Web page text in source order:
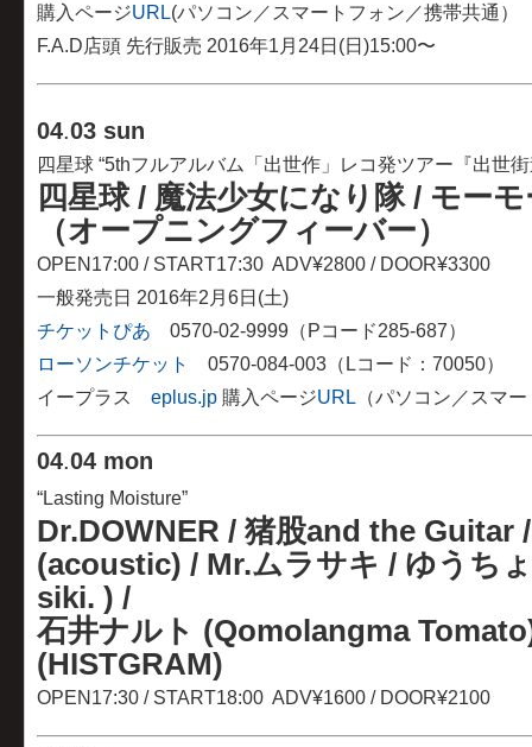
購入ページURL(パソコン／スマートフォン／携帯共通）
F.A.D店頭 先行販売 2016年1月24日(日)15:00〜
04.03 sun
四星球 “5thフルアルバム「出世作」レコ発ツアー『出世
四星球 / 魔法少女になり隊 / モー
（オープニングフィーバー）
OPEN17:00 / START17:30 ADV¥2800 / DOOR¥3300
一般発売日 2016年2月6日(土)
チケットぴあ 0570-02-9999（Pコード285-687）
ローソンチケット
0570-084-003（Lコード：70050）
イープラス eplus.jp 購入ページURL （パソコン／スマ
04.04 mon
“Lasting Moisture”
Dr.DOWNER / 猪股and the Guitar
(acoustic) / Mr.ムラサキ / ゆうち
siki. ) /
石井ナルト (Qomolangma
(HISTGRAM)
OPEN17:30 / START18:00 ADV¥1600 / DOOR¥2100